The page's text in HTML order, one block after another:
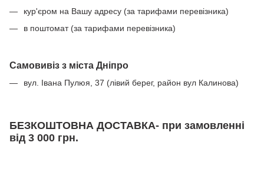
кур'єром на Вашу адресу (за тарифами перевізника)
в поштомат (за тарифами перевізника)
Самовивіз з міста Дніпро
вул. Івана Пулюя, 37 (лівий берег, район вул Калинова)
БЕЗКОШТОВНА ДОСТАВКА- при замовленні
від 3 000 грн.